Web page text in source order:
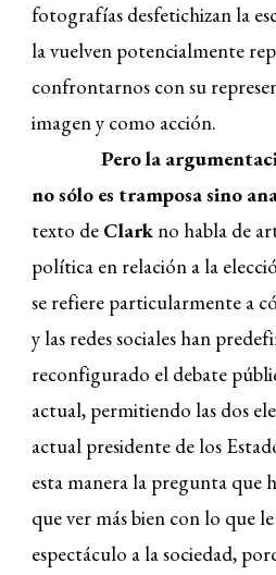
fotografías desfetichizan la
la vuelven potencialmente
confrontarnos con su
imagen y como acción.
Pero la
no sólo es tramposa sino
texto de Clark no habla de
política en relación a la
se refiere particularmente a
y las redes sociales han
reconfigurado el debate
actual, permitiendo las dos
actual presidente de los
esta manera la pregunta que
que ver más bien con lo que
espectáculo a la sociedad,